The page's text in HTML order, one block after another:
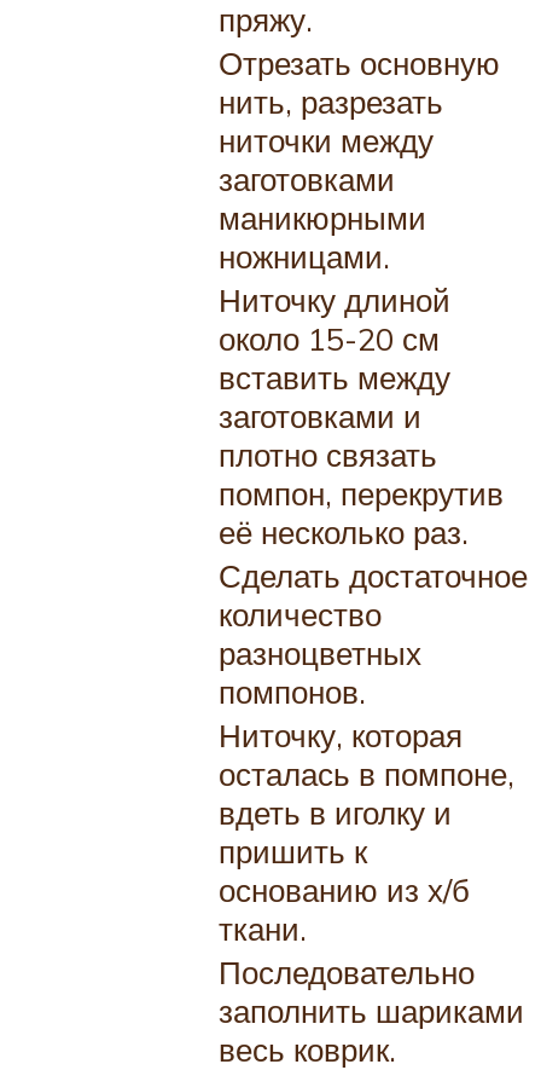
пряжу.
Отрезать основную
нить, разрезать
ниточки между
заготовками
маникюрными
ножницами.
Ниточку длиной
около 15-20 см
вставить между
заготовками и
плотно связать
помпон, перекрутив
её несколько раз.
Сделать достаточное
количество
разноцветных
помпонов.
Ниточку, которая
осталась в помпоне,
вдеть в иголку и
пришить к
основанию из х/б
ткани.
Последовательно
заполнить шариками
весь коврик.